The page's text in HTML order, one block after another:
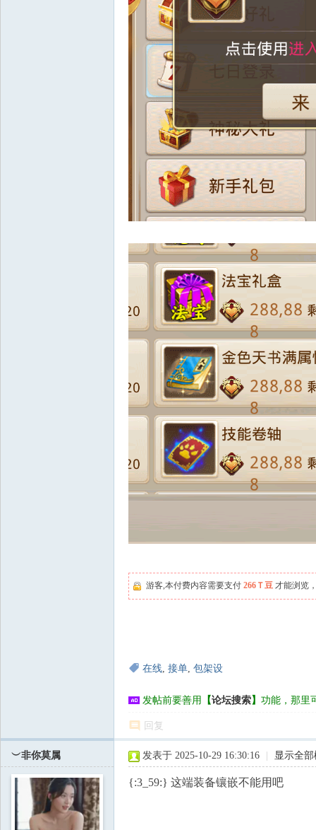
游客,本付费内容需要支付 266Ｔ豆 才能浏览
在线, 接单, 包架设
发帖前要善用 【论坛搜索】 功能，那里
回复
︶非你莫属 发表于 2025-10-29 16:30:16 显示全
{:3_59:} 这端装备镶嵌不能用吧